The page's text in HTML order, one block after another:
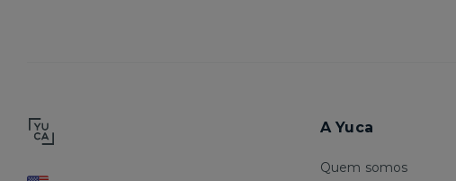
A Yuca
Quem somos